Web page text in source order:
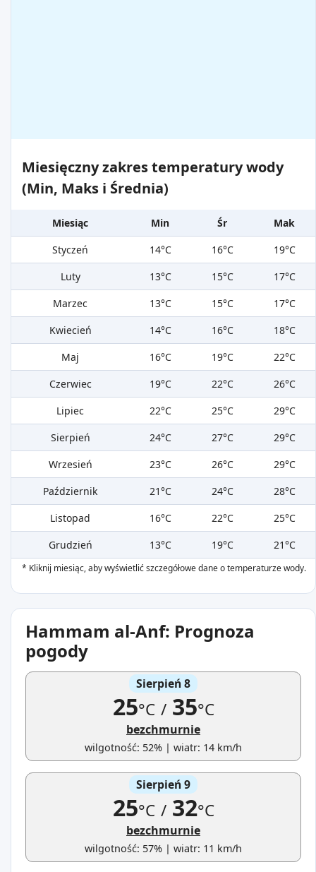
Miesięczny zakres temperatury wody
(Min, Maks i Średnia)
Miesiąc Min Śr
Mak
Styczeń
14°C 16°C
19°C
Luty
13°C 15°C
17°C
Marzec
13°C 15°C
17°C
Kwiecień
14°C 16°C
18°C
Maj
16°C 19°C
22°C
Czerwiec
19°C 22°C
26°C
Lipiec
22°C 25°C
29°C
Sierpień
24°C 27°C
29°C
Wrzesień
23°C 26°C
29°C
Październik
21°C 24°C
28°C
Listopad
16°C 22°C
25°C
Grudzień
13°C 19°C 21°C
* Kliknij miesiąc, aby wyświetlić szczegółowe dane o temperaturze wody.
Hammam al-Anf: Prognoza
pogody
Sierpień 8
25°C /35°C
bezchmurnie
wilgotność: 52% | wiatr: 14 km/h
Sierpień 9
25°C /32°C
bezchmurnie
wilgotność: 57% | wiatr: 11 km/h